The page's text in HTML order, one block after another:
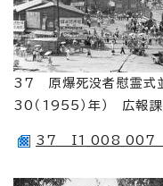
37 原爆死没者慰霊式
30（1955）年） 広報
37 I1_008_007